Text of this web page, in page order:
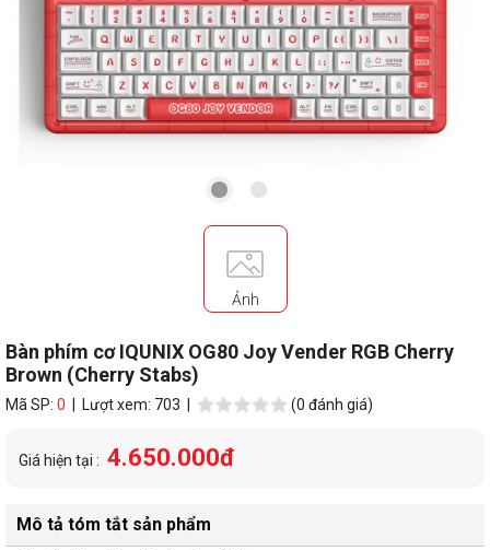
Ảnh
Bàn phím cơ IQUNIX OG80 Joy Vender RGB Cherry
Brown (Cherry Stabs)
Mã SP: 0 | Lượt xem: 703 | (0 đánh giá)
Giá hiện tại : 4.650.000đ
Mô tả tóm tắt sản phẩm